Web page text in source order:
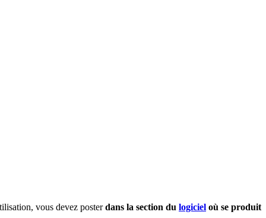
vous devez posterdans la section du logiciel où se produit